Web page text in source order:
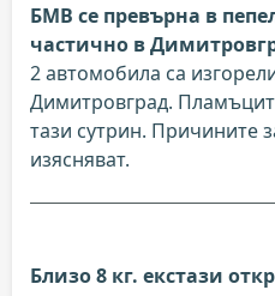
БМВ се превърна в
частично в
2 автомобила са
Димитровград.
тази сутрин. Причините
изясняват.
Близо 8 кг. екстази